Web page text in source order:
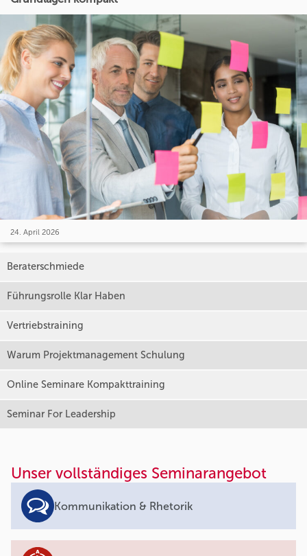
24. April 2026
Beraterschmiede
Führungsrolle Klar Haben
Vertriebstraining
Warum Projektmanagement Schulung
Online Seminare Kompakttraining
Seminar For Leadership
Unser vollständiges Seminarangebot
Kommunikation & Rhetorik